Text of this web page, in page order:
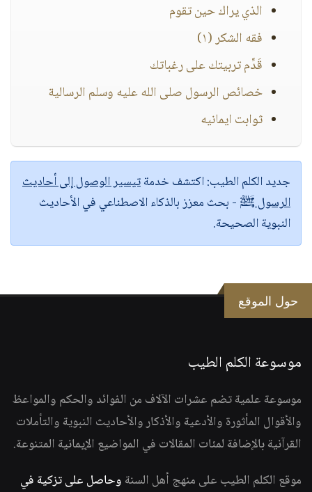
الذي يراك حين تقوم
فقه الشكر (١)
قَدِّم تربيتك على رغباتك
خصائص الرسول صلى الله عليه وسلم الرسالية
ثوابت ايمانيه
جديد الكلم الطيب:اكتشف خدمةتيسير الوصول إلى أحاديث
الرسول ﷺ - بحث معزز بالذكاء الاصطناعي في الأحاديث
النبوية الصحيحة.
حول الموقع
موسوعة الكلم الطيب
موسوعة علمية تضم عشرات الآلاف من الفوائد والحكم والمواعظ
والأقوال المأثورة والأدعية والأذكار والأحاديث النبوية والتأملات
القرآنية بالإضافة لمئات المقالات في المواضيع الإيمانية المتنوعة.
موقع الكلم الطيب على منهج أهل السنة وحاصل على تزكية في